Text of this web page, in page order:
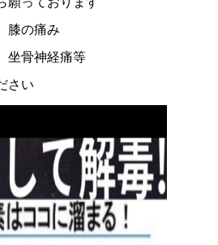
膝の痛み
骨神経痛等
さい